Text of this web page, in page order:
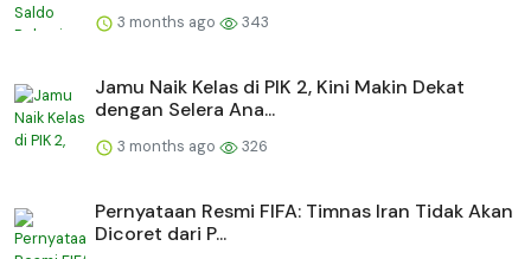
3 months ago 343
Jamu Naik Kelas di PIK 2, Kini Makin Dekat
dengan Selera Ana...
3 months ago 326
Pernyataan Resmi FIFA: Timnas Iran Tidak Akan
Dicoret dari P...